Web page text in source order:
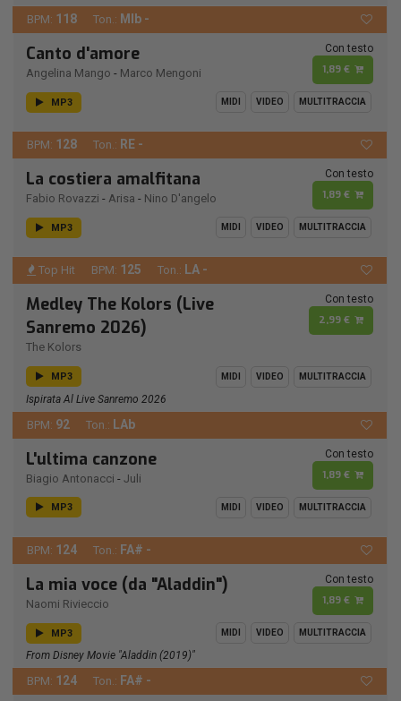
BPM: 118 Ton.: MIb -
Canto d'amore
Angelina Mango - Marco Mengoni
Con testo
1,89 €
MP3 MIDI VIDEO MULTITRACCIA
BPM: 128 Ton.: RE -
La costiera amalfitana
Fabio Rovazzi - Arisa - Nino D'angelo
Con testo
1,89 €
MP3 MIDI VIDEO MULTITRACCIA
Top Hit BPM: 125 Ton.: LA -
Medley The Kolors (Live
Sanremo 2026)
The Kolors
Con testo
2,99 €
MP3 MIDI VIDEO MULTITRACCIA
Ispirata Al Live Sanremo 2026
BPM: 92 Ton.: LAb
L'ultima canzone
Biagio Antonacci - Juli
Con testo
1,89 €
MP3 MIDI VIDEO MULTITRACCIA
BPM: 124 Ton.: FA# -
La mia voce (da "Aladdin")
Naomi Rivieccio
Con testo
1,89 €
MP3 MIDI VIDEO MULTITRACCIA
From Disney Movie "Aladdin (2019)"
BPM: 124 Ton.: FA# -